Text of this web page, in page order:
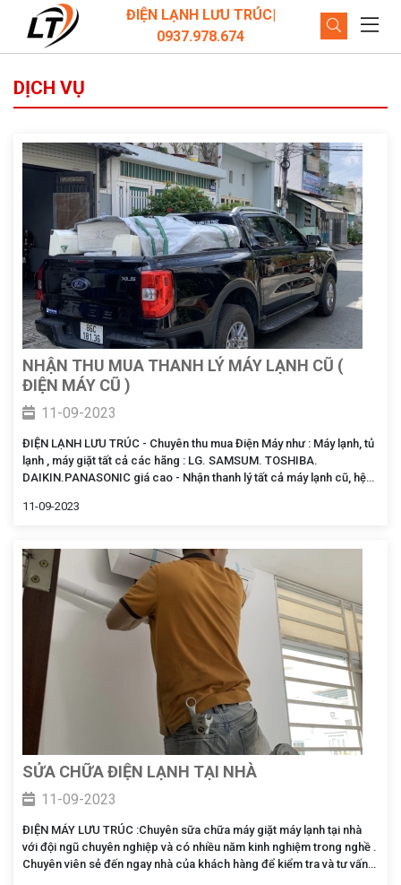
ĐIỆN LẠNH LƯU TRÚC|
0937.978.674
DỊCH VỤ
NHẬN THU MUA THANH LÝ MÁY LẠNH CŨ (
ĐIỆN MÁY CŨ )
11-09-2023
ĐIỆN LẠNH LƯU TRÚC - Chuyên thu mua Điện Máy như : Máy lạnh, tủ
lạnh , máy giặt tất cả các hãng : LG. SAMSUM. TOSHIBA.
DAIKIN.PANASONIC giá cao - Nhận thanh lý tất cả máy lạnh cũ, hệ
nâng cấp máy cũ lên máy mới giá cả hợp lý
11-09-2023
SỬA CHỮA ĐIỆN LẠNH TẠI NHÀ
11-09-2023
ĐIỆN MÁY LƯU TRÚC :Chuyên sữa chữa máy giặt máy lạnh tại nhà
với đội ngũ chuyên nghiệp và có nhiều năm kinh nghiệm trong nghề .
Chuyên viên sẻ đến ngay nhà của khách hàng để kiểm tra và tư vấn